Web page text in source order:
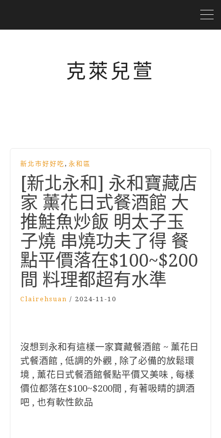
克萊兒萱
新北市好好吃 , 永和區
[新北永和] 永和寶藏店
家 薰花日式餐酒館 大
推鮭魚炒飯 明太子玉
子燒 串燒功夫了得 餐
點平價落在$100~$200
間 料理都超有水準
Clairehsuan / 2024-11-10
沒想到永和有這樣一家寶藏餐酒館 ~ 薰花日
式餐酒館 , 低調的外觀 , 除了必備的放鬆環
境 , 薰花日式餐酒館餐點平價又美味 , 每樣
價位都落在$100~$200間 , 有著吸睛的調酒
吧 , 也有軟性飲品